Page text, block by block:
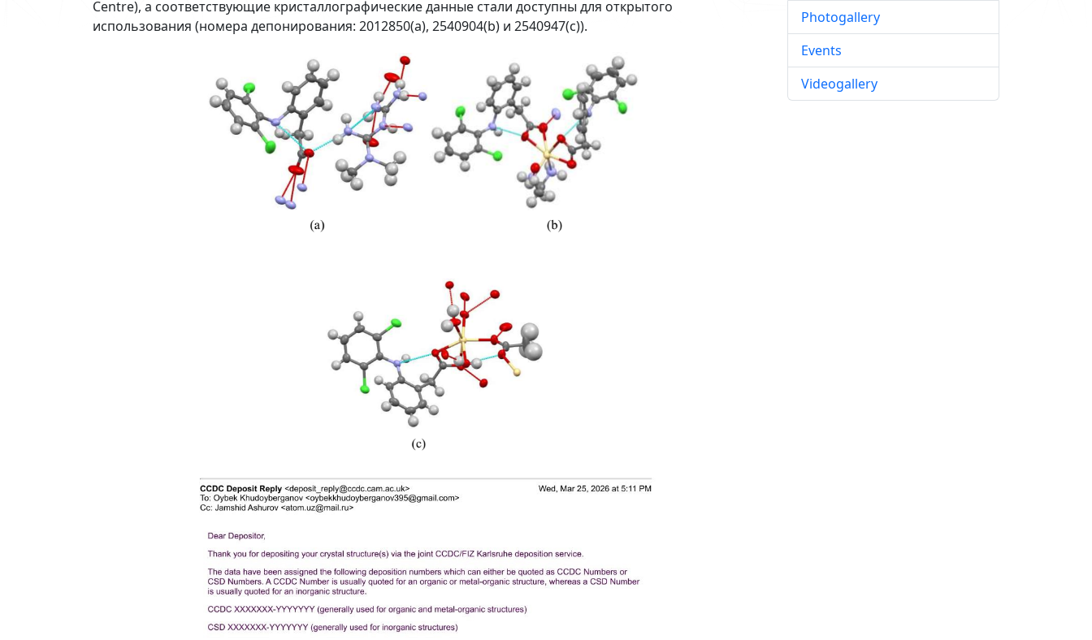
Centre), а соответствующие кристаллографические данные стали доступны для открытого
использования (номера депонирования: 2012850(a), 2540904(b) и 2540947(c)).
Photogallery
Events
Videogallery